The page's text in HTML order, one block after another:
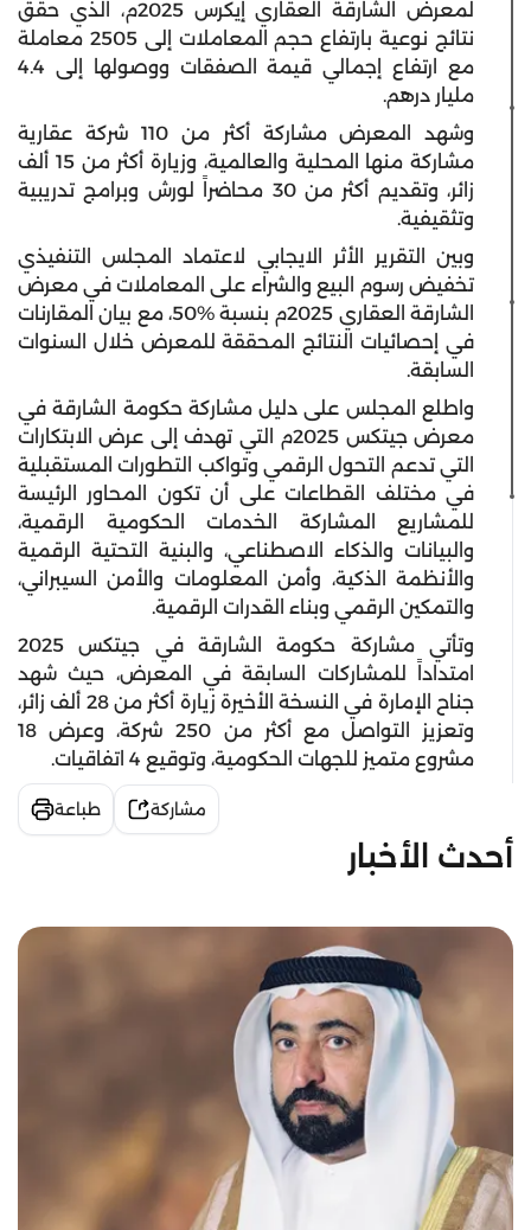
لمعرض الشارقة العقاري إيكرس 2025م، الذي حقق
نتائج نوعية بارتفاع حجم المعاملات إلى 2505 معاملة
مع ارتفاع إجمالي قيمة الصفقات ووصولها إلى 4.4
مليار درهم.
وشهد المعرض مشاركة أكثر من 110 شركة عقارية
مشاركة منها المحلية والعالمية، وزيارة أكثر من 15 ألف
زائر، وتقديم أكثر من 30 محاضراً لورش وبرامج تدريبية
وتثقيفية.
وبين التقرير الأثر الايجابي لاعتماد المجلس التنفيذي
تخفيض رسوم البيع والشراء على المعاملات في معرض
الشارقة العقاري 2025م بنسبة 50‎%‎، مع بيان المقارنات
في إحصائيات النتائج المحققة للمعرض خلال السنوات
السابقة.
واطلع المجلس على دليل مشاركة حكومة الشارقة في
معرض جيتكس 2025م التي تهدف إلى عرض الابتكارات
التي تدعم التحول الرقمي وتواكب التطورات المستقبلية
في مختلف القطاعات على أن تكون المحاور الرئيسة
للمشاريع المشاركة الخدمات الحكومية الرقمية،
والبيانات والذكاء الاصطناعي، والبنية التحتية الرقمية
والأنظمة الذكية، وأمن المعلومات والأمن السيبراني،
والتمكين الرقمي وبناء القدرات الرقمية.
وتأتي مشاركة حكومة الشارقة في جيتكس 2025
امتداداً للمشاركات السابقة في المعرض، حيث شهد
جناح الإمارة في النسخة الأخيرة زيارة أكثر من 28 ألف زائر،
وتعزيز التواصل مع أكثر من 250 شركة، وعرض 18
مشروع متميز للجهات الحكومية، وتوقيع 4 اتفاقيات.
مشاركة طباعة
أحدث الأخبار